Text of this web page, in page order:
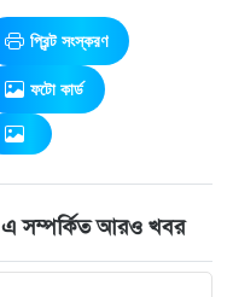
প্রিন্ট সংস্করণ
ফটো কার্ড
এ সম্পর্কিত আরও খবর